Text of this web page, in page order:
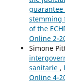
guarantee
stemming
of the
Online 2-
Simone
sanitarie ,
Online 4-